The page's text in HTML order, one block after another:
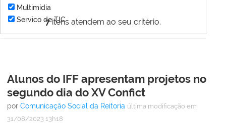
7itens atendem ao seu critério.
Multimídia
Servico de TIC
Alunos do IFF apresentam projetos no
segundo dia do XV Confict
por Comunicação Social da Reitoria última modificação em
31/08/2023 13h18